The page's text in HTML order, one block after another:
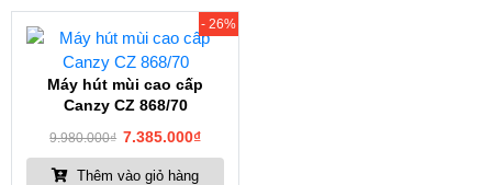
- 26%
Máy hút mùi cao cấp
Canzy CZ 868/70
9.980.000₫ 7.385.000₫
Thêm vào giỏ hàng